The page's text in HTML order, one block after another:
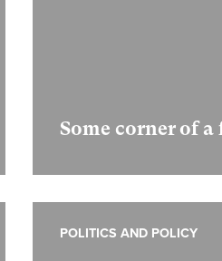
Some corner of
POLITICS AND POLICY